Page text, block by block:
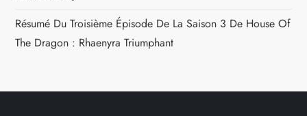
Résumé Du Troisième Épisode De La Saison 3 De House Of
The Dragon : Rhaenyra Triumphant